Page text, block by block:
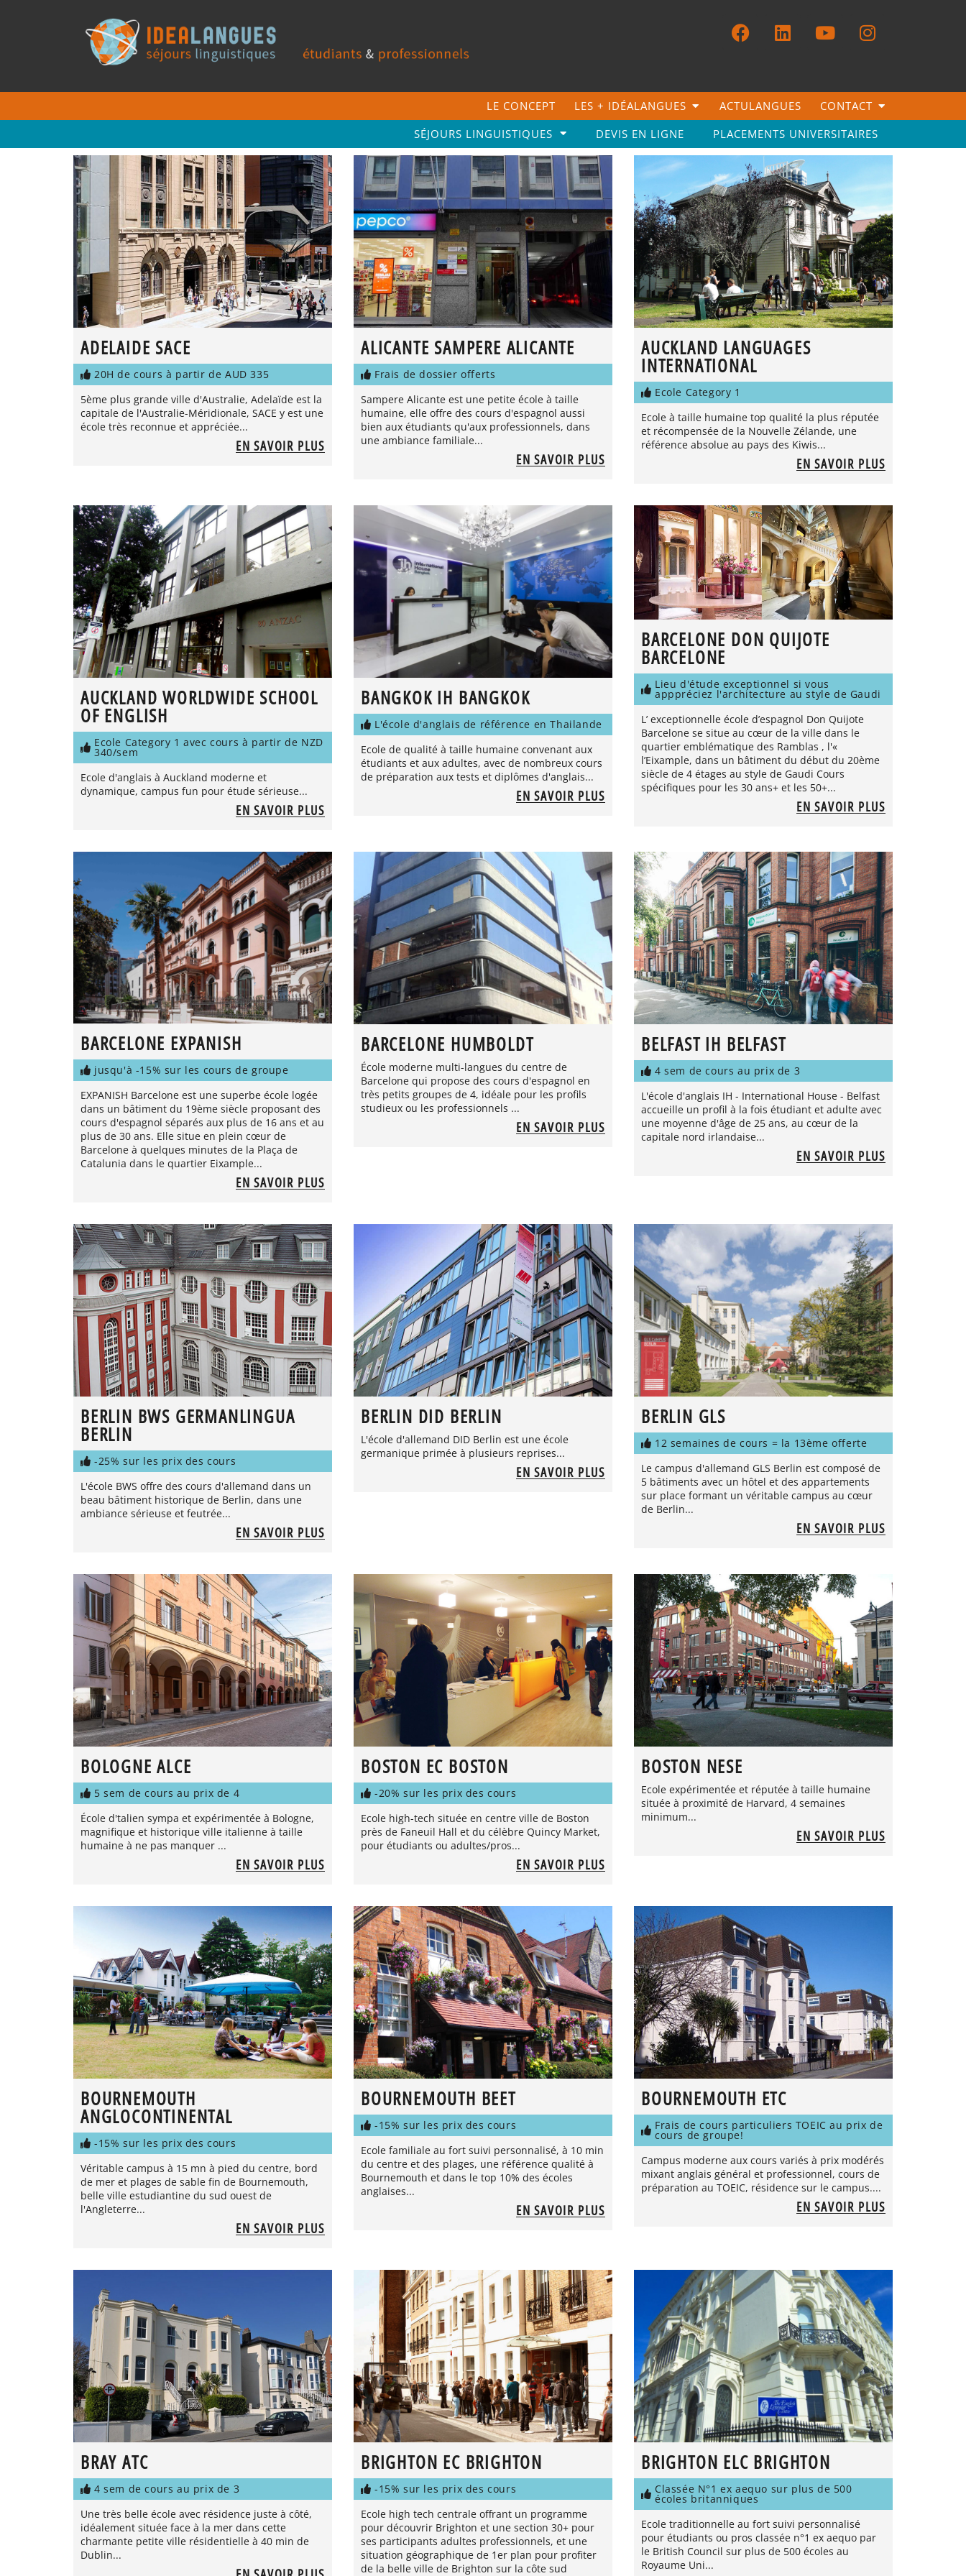
LE CONCEPT LES + IDÉALANGUES ACTULANGUES
CONTACT
SÉJOURS LINGUISTIQUES
DEVIS EN LIGNE PLACEMENTS UNIVERSITAIRES
ADELAIDE SACE
20H de cours à partir de AUD 335
5ème plus grande ville d'Australie, Adelaïde est la
capitale de l'Australie-Méridionale, SACE y est une
école très reconnue et appréciée...
EN SAVOIR PLUS
ALICANTE SAMPERE ALICANTE
Frais de dossier offerts
Sampere Alicante est une petite école à taille
humaine, elle offre des cours d'espagnol aussi
bien aux étudiants qu'aux professionnels, dans
une ambiance familiale...
EN SAVOIR PLUS
AUCKLAND LANGUAGES
INTERNATIONAL
Ecole Category 1
Ecole à taille humaine top qualité la plus réputée
et récompensée de la Nouvelle Zélande, une
référence absolue au pays des Kiwis...
EN SAVOIR PLUS
AUCKLAND WORLDWIDE SCHOOL
OF ENGLISH
Ecole Category 1 avec cours à partir de NZD
340/sem
Ecole d'anglais à Auckland moderne et
dynamique, campus fun pour étude sérieuse...
EN SAVOIR PLUS
BANGKOK IH BANGKOK
L'école d'anglais de référence en Thailande
Ecole de qualité à taille humaine convenant aux
étudiants et aux adultes, avec de nombreux cours
de préparation aux tests et diplômes d'anglais...
EN SAVOIR PLUS
BARCELONE DON QUIJOTE
BARCELONE
Lieu d'étude exceptionnel si vous
apppréciez l'architecture au style de Gaudi
L’ exceptionnelle école d’espagnol Don Quijote
Barcelone se situe au cœur de la ville dans le
quartier emblématique des Ramblas , l'«
l’Eixample, dans un bâtiment du début du 20ème
siècle de 4 étages au style de Gaudi Cours
spécifiques pour les 30 ans+ et les 50+...
EN SAVOIR PLUS
BARCELONE EXPANISH
jusqu'à -15% sur les cours de groupe
EXPANISH Barcelone est une superbe école logée
dans un bâtiment du 19ème siècle proposant des
cours d'espagnol séparés aux plus de 16 ans et au
plus de 30 ans. Elle situe en plein cœur de
Barcelone à quelques minutes de la Plaça de
Catalunia dans le quartier Eixample...
EN SAVOIR PLUS
BARCELONE HUMBOLDT
École moderne multi-langues du centre de
Barcelone qui propose des cours d'espagnol en
très petits groupes de 4, idéale pour les profils
studieux ou les professionnels ...
EN SAVOIR PLUS
BELFAST IH BELFAST
4 sem de cours au prix de 3
L'école d'anglais IH - International House - Belfast
accueille un profil à la fois étudiant et adulte avec
une moyenne d'âge de 25 ans, au cœur de la
capitale nord irlandaise...
EN SAVOIR PLUS
BERLIN BWS GERMANLINGUA
BERLIN
-25% sur les prix des cours
L'école BWS offre des cours d'allemand dans un
beau bâtiment historique de Berlin, dans une
ambiance sérieuse et feutrée...
EN SAVOIR PLUS
BERLIN DID BERLIN
L'école d'allemand DID Berlin est une école
germanique primée à plusieurs reprises...
EN SAVOIR PLUS
BERLIN GLS
12 semaines de cours = la 13ème offerte
Le campus d'allemand GLS Berlin est composé de
5 bâtiments avec un hôtel et des appartements
sur place formant un véritable campus au cœur
de Berlin...
EN SAVOIR PLUS
BOLOGNE ALCE
5 sem de cours au prix de 4
École d'talien sympa et expérimentée à Bologne,
magnifique et historique ville italienne à taille
humaine à ne pas manquer ...
EN SAVOIR PLUS
BOSTON EC BOSTON
-20% sur les prix des cours
Ecole high-tech située en centre ville de Boston
près de Faneuil Hall et du célèbre Quincy Market,
pour étudiants ou adultes/pros...
EN SAVOIR PLUS
BOSTON NESE
Ecole expérimentée et réputée à taille humaine
située à proximité de Harvard, 4 semaines
minimum...
EN SAVOIR PLUS
BOURNEMOUTH
ANGLOCONTINENTAL
-15% sur les prix des cours
Véritable campus à 15 mn à pied du centre, bord
de mer et plages de sable fin de Bournemouth,
belle ville estudiantine du sud ouest de
l'Angleterre...
EN SAVOIR PLUS
BOURNEMOUTH BEET
-15% sur les prix des cours
Ecole familiale au fort suivi personnalisé, à 10 min
du centre et des plages, une référence qualité à
Bournemouth et dans le top 10% des écoles
anglaises...
EN SAVOIR PLUS
BOURNEMOUTH ETC
Frais de cours particuliers TOEIC au prix de
cours de groupe!
Campus moderne aux cours variés à prix modérés
mixant anglais général et professionnel, cours de
préparation au TOEIC, résidence sur le campus....
EN SAVOIR PLUS
BRAY ATC
4 sem de cours au prix de 3
Une très belle école avec résidence juste à côté,
idéalement située face à la mer dans cette
charmante petite ville résidentielle à 40 min de
Dublin...
BRIGHTON EC BRIGHTON
-15% sur les prix des cours
Ecole high tech centrale offrant un programme
pour découvrir Brighton et une section 30+ pour
ses participants adultes professionnels, et une
situation géographique de 1er plan pour profiter
de la belle ville de Brighton sur la côte sud
BRIGHTON ELC BRIGHTON
Classée N°1 ex aequo sur plus de 500
écoles britanniques
Ecole traditionnelle au fort suivi personnalisé
pour étudiants ou pros classée n°1 ex aequo par
le British Council sur plus de 500 écoles au
Royaume Uni...